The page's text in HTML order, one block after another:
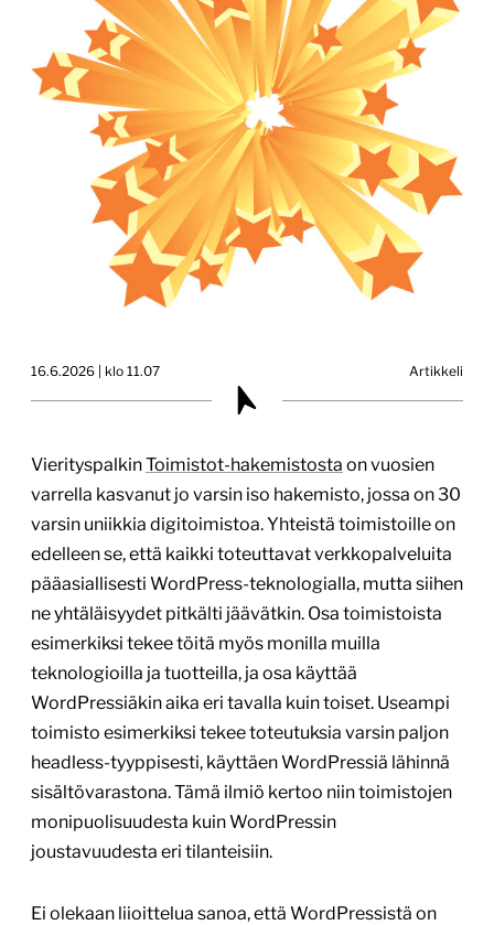
16.6.2026 | klo 11.07 Artikkeli
VierityspalkinToimistot-hakemistosta on vuosien
varrella kasvanut jo varsin iso hakemisto, jossa on 30
varsin uniikkia digitoimistoa. Yhteistä toimistoille on
edelleen se, että kaikki toteuttavat verkkopalveluita
pääasiallisesti WordPress-teknologialla, mutta siihen
ne yhtäläisyydet pitkälti jäävätkin. Osa toimistoista
esimerkiksi tekee töitä myös monilla muilla
teknologioilla ja tuotteilla, ja osa käyttää
WordPressiäkin aika eri tavalla kuin toiset. Useampi
toimisto esimerkiksi tekee toteutuksia varsin paljon
headless-tyyppisesti, käyttäen WordPressiä lähinnä
sisältövarastona. Tämä ilmiö kertoo niin toimistojen
monipuolisuudesta kuin WordPressin
joustavuudesta eri tilanteisiin.
Ei olekaan liioittelua sanoa, että WordPressistä on